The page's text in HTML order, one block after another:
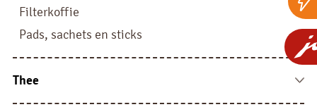
Filterkoffie
Pads, sachets en sticks
Thee
Theezakjes